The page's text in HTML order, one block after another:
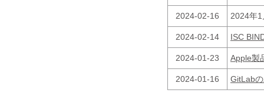
2024-02-16 2024年
2024-02-14 ISC
2024-01-23 Apple製
2024-01-16 GitLab